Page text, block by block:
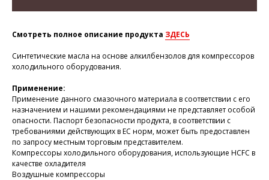
Смотреть полное описание продукта ЗДЕСЬ
Синтетические масла на основе алкилбензолов для компрессоров
холодильного оборудования.
Применение:
Применение данного смазочного материала в соответствии с его
назначением и нашими рекомендациями не представляет особой
опасности. Паспорт безопасности продукта, в соответствии с
требованиями действующих в ЕС норм, может быть предоставлен
по запросу местным торговым представителем.
Компрессоры холодильного оборудования, использующие HCFC в
качестве охладителя
Воздушные компрессоры